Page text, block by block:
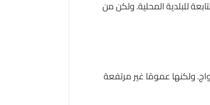
للبلدية المحلية. ولكن من
ولكنها عمومًا غير مرتفعة